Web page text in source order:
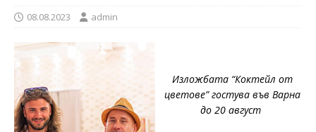
08.08.2023 admin
Изложбата “Коктейл от
цветове” гостува във Варна
до 20 август